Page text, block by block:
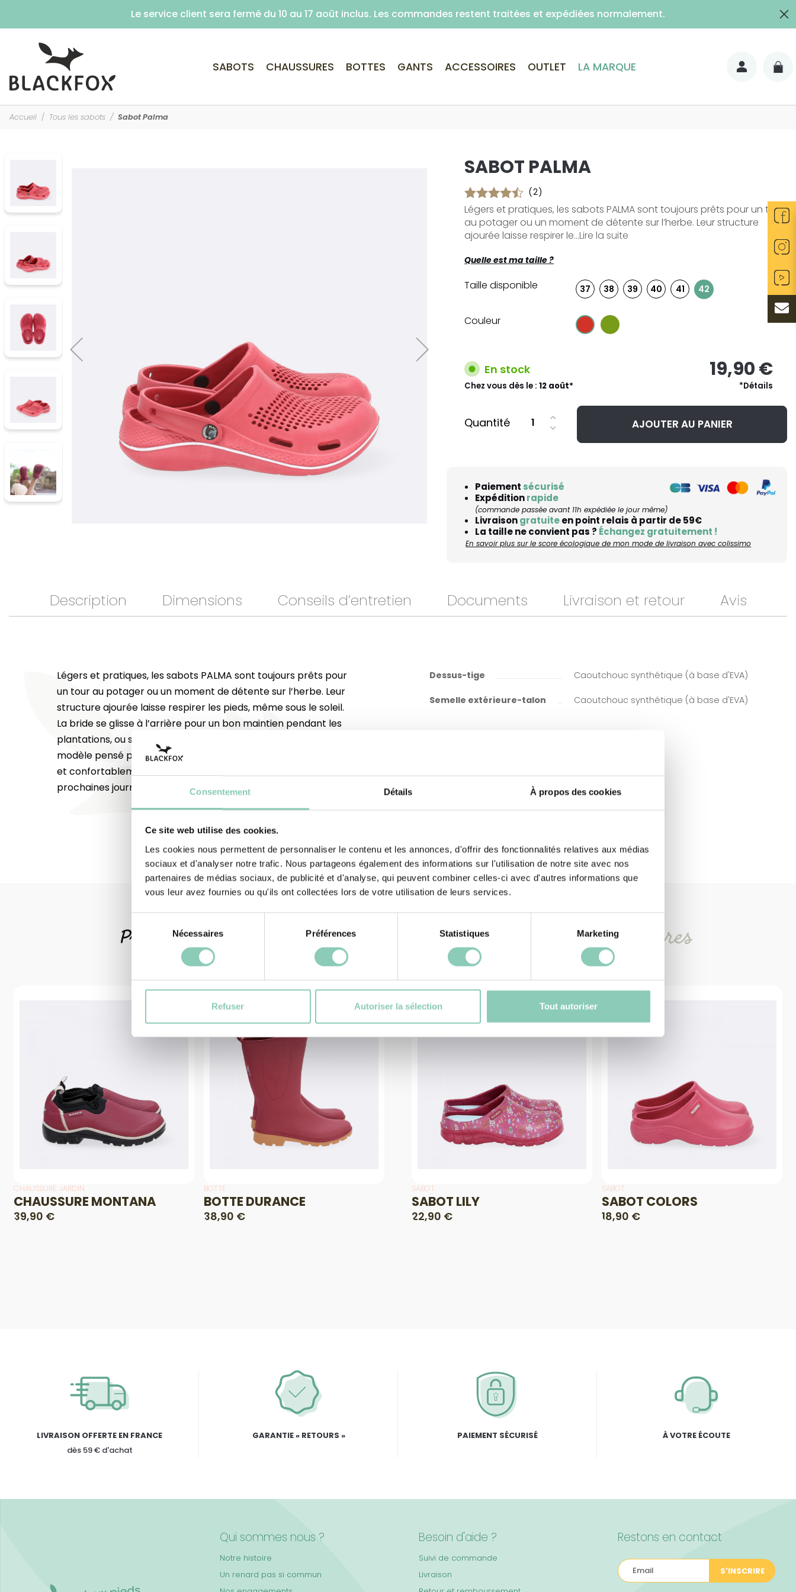
Consentement Détails À propos des cookies
Ce site web utilise des cookies.
Les cookies nous permettent de personnaliser le contenu et les annonces, d'offrir des fonctionnalités relatives aux médias
sociaux et d'analyser notre trafic. Nous partageons également des informations sur l'utilisation de notre site avec nos
partenaires de médias sociaux, de publicité et d'analyse, qui peuvent combiner celles-ci avec d'autres informations que
vous leur avez fournies ou qu'ils ont collectées lors de votre utilisation de leurs services.
du
consentement
Nécessaires Préférences Statistiques Marketing
Refuser Autoriser la sélection Tout autoriser
Livraison offerte dès 59€ d'achats (point relais)
SABOTS CHAUSSURES BOTTES GANTS ACCESSOIRES OUTLET LA MARQUE
Accueil Tous les sabots Sabot Palma
SABOT PALMA
(2)
Légers et pratiques, les sabots PALMA sont toujours prêts pour un tour
au potager ou un moment de détente sur l’herbe. Leur structure
ajourée laisse respirer le...Lire la suite
Quelle est ma taille ?
Taille disponible 37 38 39 40 41 42
Couleur
En stock 19,90 €
Chez vous dès le :12 août* *Détails
Quantité AJOUTER AU PANIER
Paiement sécurisé
Expéditionrapide
(commande passée avant 11h expédiée le jour même)
Livraisongratuiteen point relais à partir de 59€
La taille ne convient pas ? Échangez gratuitement !
En savoir plus sur le score écologique de mon mode de livraison avec colissimo
Description Dimensions Conseils d’entretien Documents Livraison et retour Avis
Légers et pratiques, les sabots PALMA sont toujours prêts pour
un tour au potager ou un moment de détente sur l’herbe. Leur
structure ajourée laisse respirer les pieds, même sous le soleil.
La bride se glisse à l’arrière pour un bon maintien pendant les
plantations, ou se rabat pour une pause bien méritée. Un
modèle pensé par les designers Blackfox, pour jardiner léger
et confortablement. Alors, prêts à les enfiler pour vos
prochaines journées au soleil ?
Dessus-tige Caoutchouc synthétique (à base d'EVA)
Semelle extérieure-talon Caoutchouc synthétique (à base d'EVA)
Produits associés
CHAUSSURE JARDIN
CHAUSSURE MONTANA
39,90 €
BOTTE
BOTTE DURANCE
38,90 €
Produits similaires
SABOT
SABOT LILY
22,90 €
SABOT
SABOT COLORS
18,90 €
LIVRAISON OFFERTE EN FRANCE
dès 59 € d'achat
GARANTIE « RETOURS » PAIEMENT SÉCURISÉ À VOTRE ÉCOUTE
Restons en contact
S'INSCRIRE
Qui sommes nous ?
Notre histoire
Un renard pas si commun
Besoin d'aide ?
Suivi de commande
Livraison
Le service client sera fermé du 10 au 17 août inclus. Les commandes restent traitées et expédiées normalement.